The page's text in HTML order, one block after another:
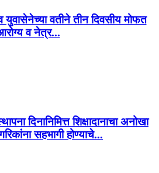
युवासेनेच्या वतीने तीन दिवसीय मोफत
व नेत्र...
दिनानिमित्त शिक्षादानाचा अनोखा
सहभागी होण्याचे...